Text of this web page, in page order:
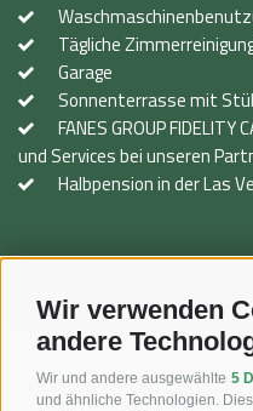
Wir verwenden
andere
Wir und andere ausgewählte 5
und ähnliche Technologien.
Tägliche
Garage
Sonnenterrasse mit
FANES GROUP
und Services bei unseren
Halbpension in der Las